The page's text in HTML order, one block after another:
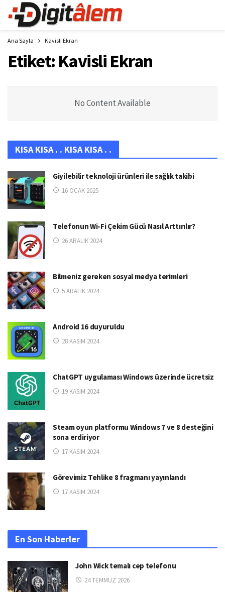
Ana Sayfa Kavisli Ekran
Etiket: Kavisli Ekran
No Content Available
KISA KISA . . KISA KISA . .
Giyilebilir teknoloji ürünleri ile sağlık takibi
16 OCAK 2025
Telefonun Wi-Fi Çekim Gücü Nasıl Arttırılır?
26 ARALIK 2024
Bilmeniz gereken sosyal medya terimleri
5 ARALIK 2024
Android 16 duyuruldu
28 KASIM 2024
ChatGPT uygulaması Windows üzerinde ücretsiz
19 KASIM 2024
Steam oyun platformu Windows 7 ve 8 desteğini
sona erdiriyor
17 KASIM 2024
Görevimiz Tehlike 8 fragmanı yayınlandı
17 KASIM 2024
En Son Haberler
John Wick temalı cep telefonu
24 TEMMUZ 2026